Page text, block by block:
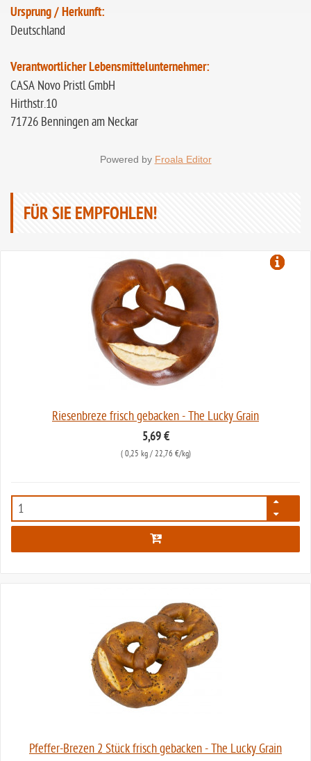
Ursprung / Herkunft:
Deutschland
Verantwortlicher Lebensmittelunternehmer:
CASA Novo Pristl GmbH
Hirthstr.10
71726 Benningen am Neckar
Powered by Froala Editor
FÜR SIE EMPFOHLEN!
Riesenbreze frisch gebacken - The Lucky Grain
5,69 €
( 0,25 kg/ 22,76 €/kg)
5833
Pfeffer-Brezen 2 Stück frisch gebacken - The Lucky Grain